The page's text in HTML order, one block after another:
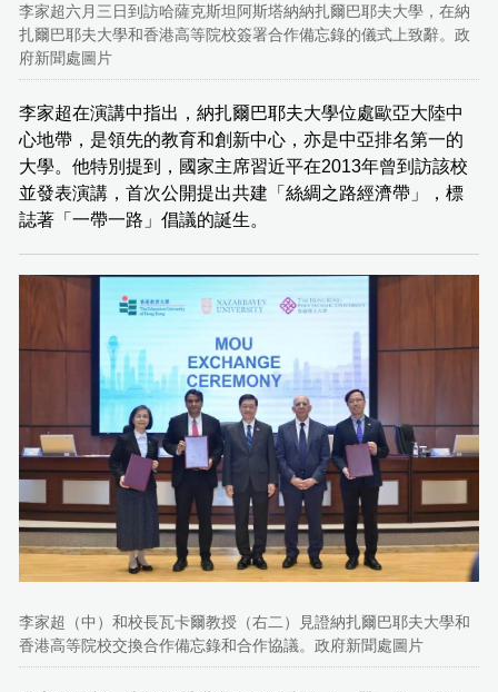
李家超六月三日到訪哈薩克斯坦阿斯塔納納扎爾巴耶夫大學，在納
扎爾巴耶夫大學和香港高等院校簽署合作備忘錄的儀式上致辭。政
府新聞處圖片
李家超在演講中指出，納扎爾巴耶夫大學位處歐亞大陸中
心地帶，是領先的教育和創新中心，亦是中亞排名第一的
大學。他特別提到，國家主席習近平在2013年曾到訪該校
並發表演講，首次公開提出共建「絲綢之路經濟帶」，標
誌著「一帶一路」倡議的誕生。
李家超（中）和校長瓦卡爾教授（右二）見證納扎爾巴耶夫大學和
香港高等院校交換合作備忘錄和合作協議。政府新聞處圖片